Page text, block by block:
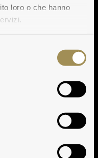
loro o che hanno